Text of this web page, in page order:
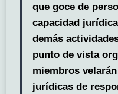
que goce de
capacidad
demás
punto de vista
miembros
jurídicas de